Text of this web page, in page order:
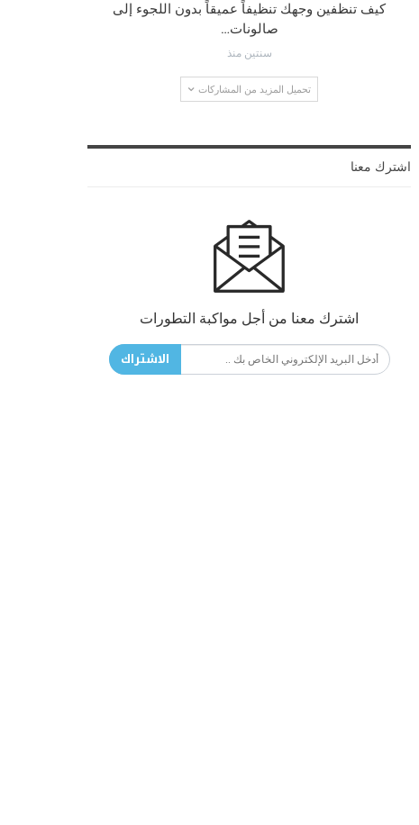
كيف تنظفين وجهك تنظيفاً عميقاً بدون اللجوء إلى
صالونات…
سنتين منذ
تحميل المزيد من المشاركات
اشترك معنا
اشترك معنا من أجل مواكبة التطورات
الاشتراك